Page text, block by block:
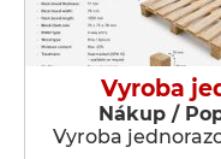
Vyroba
Nákup /
Vyroba